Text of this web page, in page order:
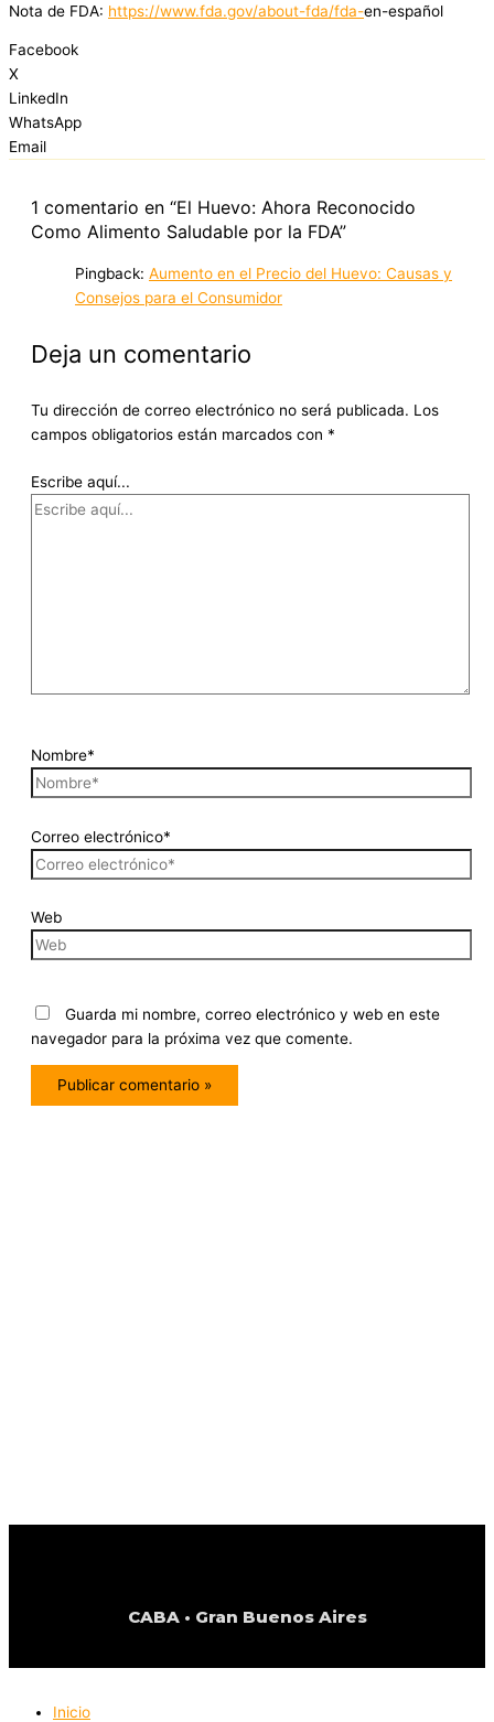
Nota de FDA: https://www.fda.gov/about-fda/fda-en-español
Facebook
X
LinkedIn
WhatsApp
Email
1 comentario en “El Huevo: Ahora Reconocido
Como Alimento Saludable por la FDA”
Pingback: Aumento en el Precio del Huevo: Causas y
Consejos para el Consumidor
Deja un comentario
Tu dirección de correo electrónico no será publicada. Los
campos obligatorios están marcados con *
Escribe aquí...
Nombre*
Correo electrónico*
Web
Guarda mi nombre, correo electrónico y web en este
navegador para la próxima vez que comente.
CABA • Gran Buenos Aires
Inicio